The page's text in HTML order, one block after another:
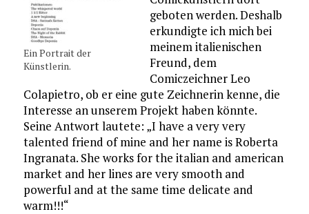
Ein Portrait der
Künstlerin.
geboten werden. Deshalb
erkundigte ich mich bei
meinem italienischen
Freund, dem
Comiczeichner Leo
Colapietro, ob er eine gute Zeichnerin kenne, die
Interesse an unserem Projekt haben könnte.
Seine Antwort lautete: „I have a very very
talented friend of mine and her name is Roberta
Ingranata. She works for the italian and american
market and her lines are very smooth and
powerful and at the same time delicate and
warm!!!“